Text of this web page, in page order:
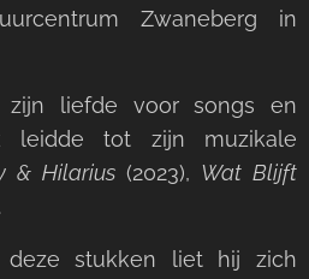
Zwaneberg in
liefde voor songs en
leidde tot zijn muzikale
& Hilarius (2023), Wat Blijft
stukken liet hij zich